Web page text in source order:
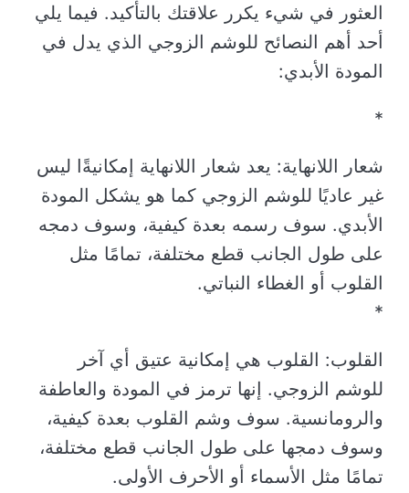
العثور في شيء يكرر علاقتك بالتأكيد. فيما يلي
أحد أهم النصائح للوشم الزوجي الذي يدل في
المودة الأبدي:
*
شعار اللانهاية: يعد شعار اللانهاية إمكانيةًا ليس
غير عاديًا للوشم الزوجي كما هو يشكل المودة
الأبدي. سوف رسمه بعدة كيفية، وسوف دمجه
على طول الجانب قطع مختلفة، تمامًا مثل
القلوب أو الغطاء النباتي.
*
القلوب: القلوب هي إمكانية عتيق أي آخر
للوشم الزوجي. إنها ترمز في المودة والعاطفة
والرومانسية. سوف وشم القلوب بعدة كيفية،
وسوف دمجها على طول الجانب قطع مختلفة،
تمامًا مثل الأسماء أو الأحرف الأولى.